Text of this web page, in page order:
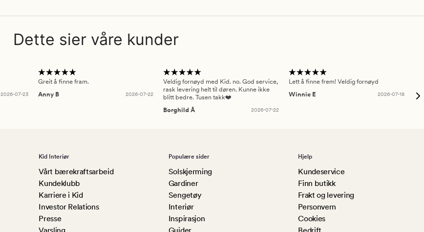
Dette sier våre kunder
2026-07-23
Greit å finne fram.
Anny B
2026-07-22
Veldig fornøyd med Kid. no. God service,
rask levering helt til døren. Kunne ikke
blitt bedre. Tusen takk❤️
Borghild Å
2026-07-22
Lett å finne frem! Veldig fornøyd
Winnie E
2026-07-18
Kid Interiør
Vårt bærekraftsarbeid
Kundeklubb
Karriere i Kid
Investor Relations
Presse
Varsling
Populære sider
Solskjerming
Gardiner
Sengetøy
Interiør
Inspirasjon
Guider
Hjelp
Kundeservice
Finn butikk
Frakt og levering
Personvern
Cookies
Bedrift